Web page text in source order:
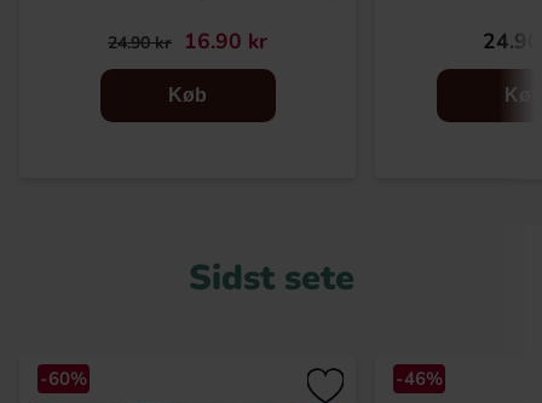
24.90 kr 16.90 kr
Køb Køb
Sidst sete
-60% -46%